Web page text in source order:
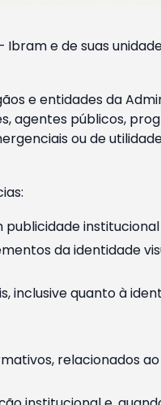
e de suas
e entidades da
agentes públicos,
ou de
da identidade
inclusive quanto à
relacionados